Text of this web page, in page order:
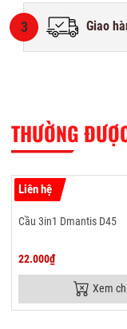
3 Giao
THƯỜNG
Liên hệ
Cầu 3in1 Dmantis D45
22.000₫
Xem